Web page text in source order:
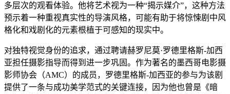
多层次的观看体验。他将艺术视为一种“揭示媒介”，这种方法
预示着一种重视真实性的导演风格，可能有助于将惊悚剧中风
格化和戏剧化的元素根植于可感知的现实中。
对独特视觉身份的追求，通过聘请赫罗尼莫·罗德里格斯-加西
亚担任摄影指导而得到进一步巩固。作为著名的墨西哥电影摄
影师协会（AMC）的成员，罗德里格斯-加西亚的参与为该剧
提供了一条与成功美学范式的关键连接，因为他也曾是《暗